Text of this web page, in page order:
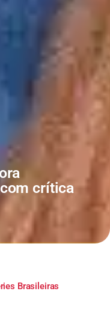
crítica
Brasileiras